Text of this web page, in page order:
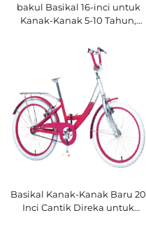
bakul Basikal 16-inci untuk
Kanak-Kanak 5-10 Tahun,
Pedal Biasa, Gaya Basikal
Kanak-Kanak
Basikal Kanak-Kanak Baru 20
Inci Cantik Direka untuk